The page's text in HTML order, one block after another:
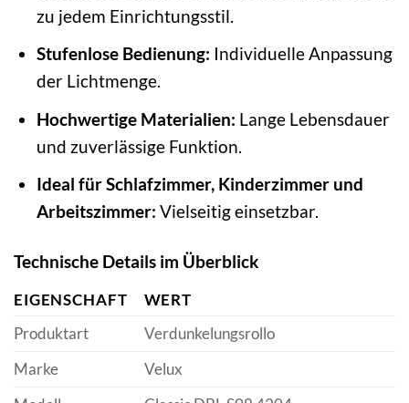
zu jedem Einrichtungsstil.
Stufenlose Bedienung: Individuelle Anpassung
der Lichtmenge.
Hochwertige Materialien: Lange Lebensdauer
und zuverlässige Funktion.
Ideal für Schlafzimmer, Kinderzimmer und
Arbeitszimmer: Vielseitig einsetzbar.
Technische Details im Überblick
EIGENSCHAFT
WERT
Produktart
Verdunkelungsrollo
Marke
Velux